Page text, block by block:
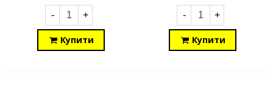
- +
Купити
- +
Купити